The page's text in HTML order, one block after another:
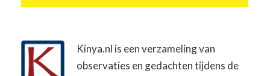
Kinya.nl is een verzameling van
observaties en gedachten tijdens de